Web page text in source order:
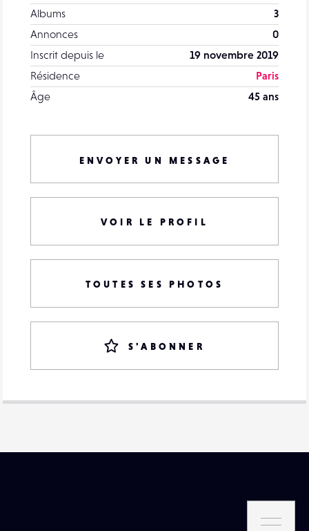
Albums
3
Annonces
0
Inscrit depuis le
19 novembre 2019
Résidence
Paris
Âge
45 ans
ENVOYER UN MESSAGE
VOIR LE PROFIL
TOUTES SES PHOTOS
S'ABONNER